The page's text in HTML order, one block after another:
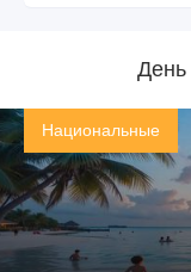
День
Национальные